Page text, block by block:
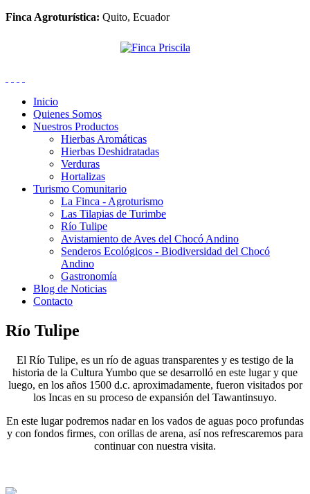
Finca Agroturística: Quito, Ecuador
Inicio
Quienes Somos
Nuestros Productos
Hierbas Aromáticas
Hierbas Deshidratadas
Verduras
Hortalizas
Turismo Comunitario
La Finca - Agroturismo
Las Tilapias de Turimbe
Río Tulipe
Avistamiento de Aves del Chocó Andino
Senderos Ecológicos - Biodiversidad del Chocó
Andino
Gastronomía
Blog de Noticias
Contacto
Río Tulipe
El Río Tulipe, es un río de aguas transparentes y es testigo de la
historia de la Cultura Yumbo que se desarrolló en este lugar y que
luego, en los años 1500 d.c. aproximadamente, fueron visitados por
los Incas en su proceso de expansión del Tawantinsuyo.
En este lugar podremos nadar en los vados de aguas poco profundas
y con fondos firmes, con orillas de arena, así nos refrescaremos para
continuar con nuestra visita.